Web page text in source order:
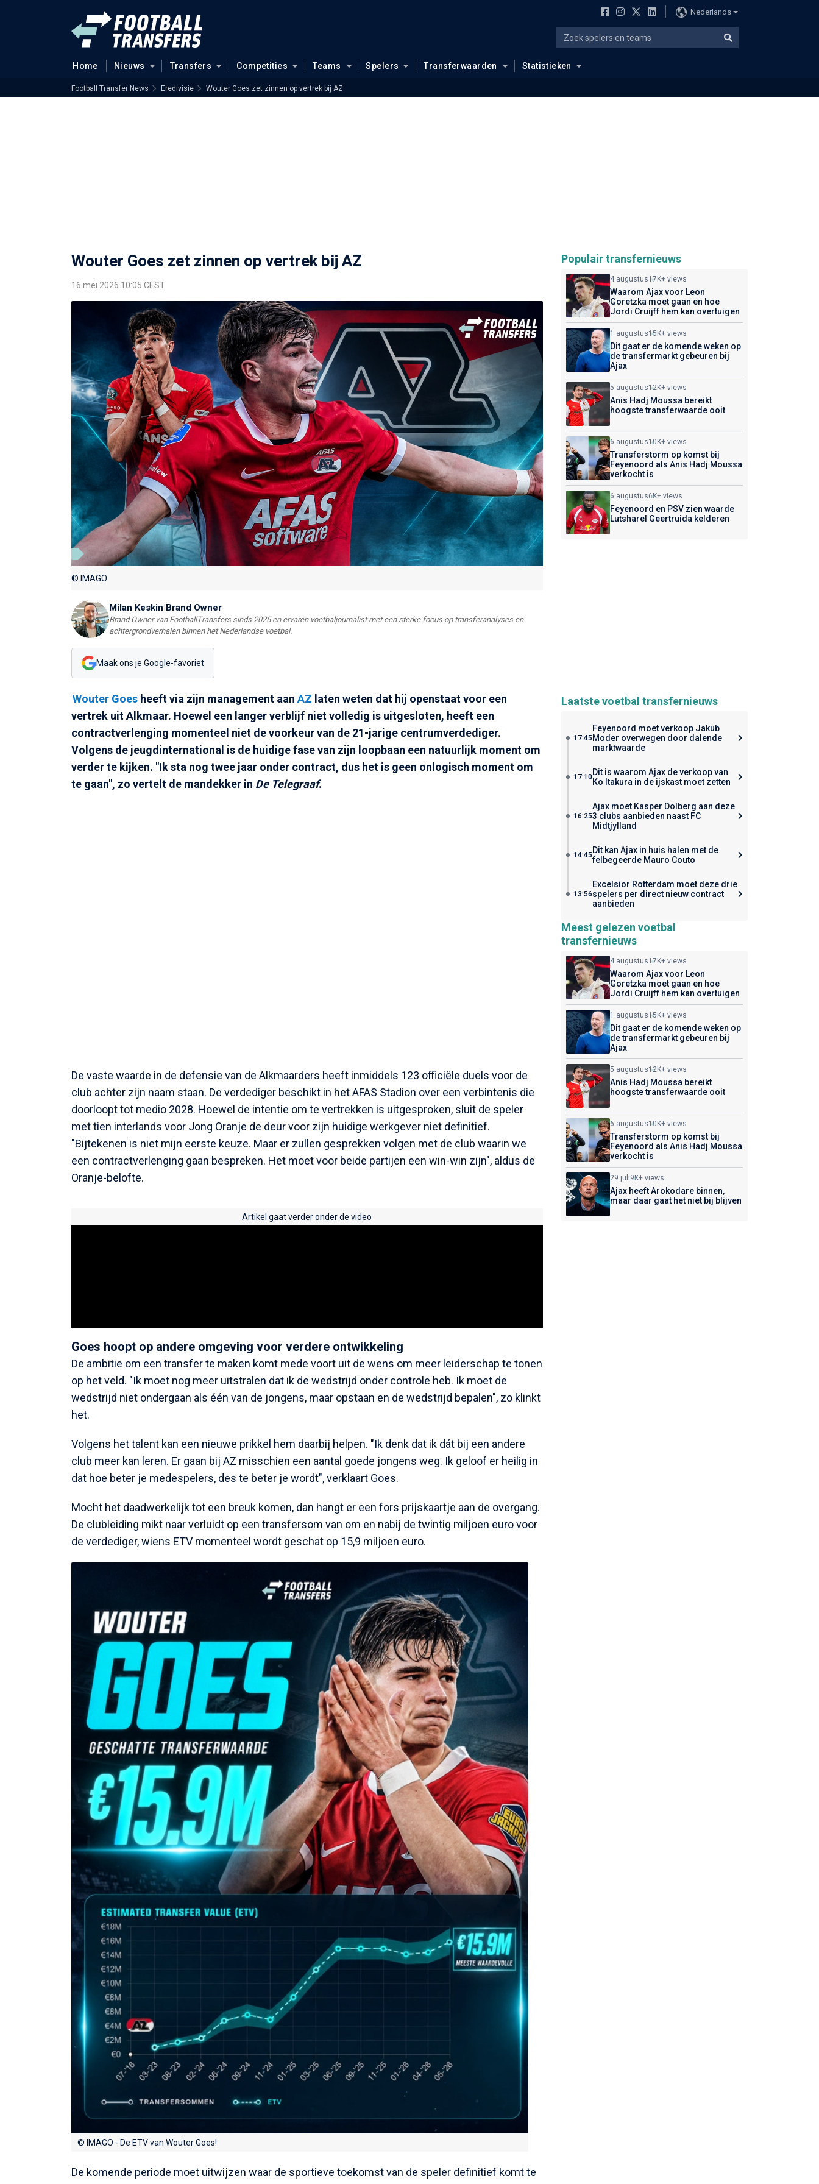
Nederlands
Home Nieuws Transfers Competities Teams Spelers Transferwaarden Statistieken
Football Transfer News Eredivisie Wouter Goes zet zinnen op vertrek bij AZ
Wouter Goes zet zinnen op vertrek bij AZ
16 mei 2026 10:05 CEST
© IMAGO
Milan Keskin|Brand Owner
Brand Owner van FootballTransfers sinds 2025 en ervaren voetbaljournalist met een sterke focus op transferanalyses en
achtergrondverhalen binnen het Nederlandse voetbal.
Maak ons je Google-favoriet
Wouter Goesheeft via zijn management aan AZ laten weten dat hij openstaat voor een
vertrek uit Alkmaar. Hoewel een langer verblijf niet volledig is uitgesloten, heeft een
contractverlenging momenteel niet de voorkeur van de 21-jarige centrumverdediger.
Volgens de jeugdinternational is de huidige fase van zijn loopbaan een natuurlijk moment om
verder te kijken. "Ik sta nog twee jaar onder contract, dus het is geen onlogisch moment om
te gaan", zo vertelt de mandekker in De Telegraaf.
De vaste waarde in de defensie van de Alkmaarders heeft inmiddels 123 officiële duels voor de
club achter zijn naam staan. De verdediger beschikt in het AFAS Stadion over een verbintenis die
doorloopt tot medio 2028. Hoewel de intentie om te vertrekken is uitgesproken, sluit de speler
met tien interlands voor Jong Oranje de deur voor zijn huidige werkgever niet definitief.
"Bijtekenen is niet mijn eerste keuze. Maar er zullen gesprekken volgen met de club waarin we
een contractverlenging gaan bespreken. Het moet voor beide partijen een win-win zijn", aldus de
Oranje-belofte.
Artikel gaat verder onder de video
Goes hoopt op andere omgeving voor verdere ontwikkeling
De ambitie om een transfer te maken komt mede voort uit de wens om meer leiderschap te tonen
op het veld. "Ik moet nog meer uitstralen dat ik de wedstrijd onder controle heb. Ik moet de
wedstrijd niet ondergaan als één van de jongens, maar opstaan en de wedstrijd bepalen", zo klinkt
het.
Volgens het talent kan een nieuwe prikkel hem daarbij helpen. "Ik denk dat ik dát bij een andere
club meer kan leren. Er gaan bij AZ misschien een aantal goede jongens weg. Ik geloof er heilig in
dat hoe beter je medespelers, des te beter je wordt", verklaart Goes.
Mocht het daadwerkelijk tot een breuk komen, dan hangt er een fors prijskaartje aan de overgang.
De clubleiding mikt naar verluidt op een transfersom van om en nabij de twintig miljoen euro voor
de verdediger, wiens ETV momenteel wordt geschat op 15,9 miljoen euro.
© IMAGO - De ETV van Wouter Goes!
De komende periode moet uitwijzen waar de sportieve toekomst van de speler definitief komt te
Populair transfernieuws
4 augustus17K+ views
Waarom Ajax voor Leon
Goretzka moet gaan en hoe
Jordi Cruijff hem kan overtuigen
1 augustus15K+ views
Dit gaat er de komende weken op
de transfermarkt gebeuren bij
Ajax
5 augustus12K+ views
Anis Hadj Moussa bereikt
hoogste transferwaarde ooit
6 augustus10K+ views
Transferstorm op komst bij
Feyenoord als Anis Hadj Moussa
verkocht is
6 augustus6K+ views
Feyenoord en PSV zien waarde
Lutsharel Geertruida kelderen
Laatste voetbal transfernieuws
17:45
Feyenoord moet verkoop Jakub
Moder overwegen door dalende
marktwaarde
17:10Dit is waarom Ajax de verkoop van
Ko Itakura in de ijskast moet zetten
16:25
Ajax moet Kasper Dolberg aan deze
3 clubs aanbieden naast FC
Midtjylland
14:45 Dit kan Ajax in huis halen met de
felbegeerde Mauro Couto
13:56
Excelsior Rotterdam moet deze drie
spelers per direct nieuw contract
aanbieden
Meest gelezen voetbal
transfernieuws
4 augustus17K+ views
Waarom Ajax voor Leon
Goretzka moet gaan en hoe
Jordi Cruijff hem kan overtuigen
1 augustus15K+ views
Dit gaat er de komende weken op
de transfermarkt gebeuren bij
Ajax
5 augustus12K+ views
Anis Hadj Moussa bereikt
hoogste transferwaarde ooit
6 augustus10K+ views
Transferstorm op komst bij
Feyenoord als Anis Hadj Moussa
verkocht is
29 juli9K+ views
Ajax heeft Arokodare binnen,
maar daar gaat het niet bij blijven